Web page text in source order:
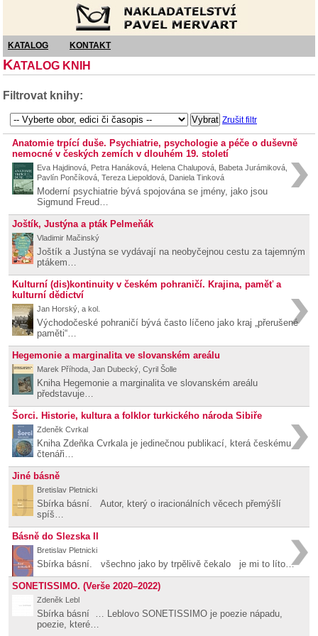
KATALOG KONTAKT
KATALOG KNIH
Filtrovat knihy:
Zrušit filtr
Anatomie trpící duše. Psychiatrie, psychologie a péče o duševně
nemocné v českých zemích v dlouhém 19. století
Eva Hajdinová, Petra Hanáková, Helena Chalupová, Babeta Jurámiková,
Pavlín Pončíková, Tereza Liepoldová, Daniela Tinková
Moderní psychiatrie bývá spojována se jmény, jako jsou
Sigmund Freud…
Joštík, Justýna a pták Pelmeňák
Vladimir Mačinský
Joštík a Justýna se vydávají na neobyčejnou cestu za tajemným
ptákem…
Kulturní (dis)kontinuity v českém pohraničí. Krajina, paměť a
kulturní dědictví
Jan Horský, a kol.
Východočeské pohraničí bývá často líčeno jako kraj „přerušené
paměti“…
Hegemonie a marginalita ve slovanském areálu
Marek Příhoda, Jan Dubecký, Cyril Šolle
Kniha Hegemonie a marginalita ve slovanském areálu
představuje…
Šorci. Historie, kultura a folklor turkického národa Sibiře
Zdeněk Cvrkal
Kniha Zdeňka Cvrkala je jedinečnou publikací, která českému
čtenáři…
Jiné básně
Bretislav Pletnicki
Sbírka básní. Autor, který o iracionálních věcech přemýšlí
spíš…
Básně do Slezska II
Bretislav Pletnicki
Sbírka básní. všechno jako by trpělivě čekalo je mi to líto…
SONETISSIMO. (Verše 2020–2022)
Zdeněk Lebl
Sbírka básní … Leblovo SONETISSIMO je poezie nápadu,
poezie, které…